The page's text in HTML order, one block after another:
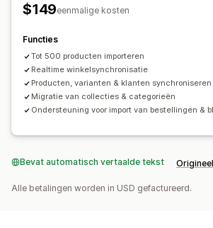
$149eenmalige kosten
Functies
Tot 500 producten importeren
Realtime winkelsynchronisatie
Producten, varianten & klanten synchroniseren
Migratie van collecties & categorieën
Ondersteuning voor import van bestellingen &
Bevat automatisch vertaalde tekst
Alle betalingen worden in USD gefactureerd.